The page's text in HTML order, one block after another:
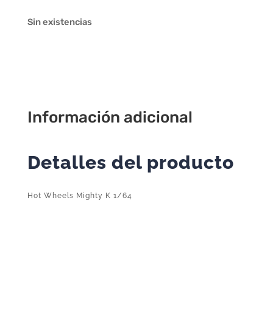
Sin existencias
Información adicional
Detalles del producto
Hot Wheels Mighty K 1/64